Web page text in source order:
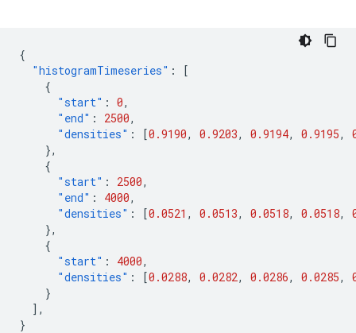
{
"histogramTimeseries" :
[
{
"start" : 0,
"end" : 2500,
"densities" : [0.9190, 0.9203, 0.9194, 0.9195,
},
{
"start" : 2500,
"end" : 4000,
"densities" : [0.0521 , 0.0513, 0.0518, 0.0518,
},
{
"start" : 4000,
"densities" : [0.0288, 0.0282, 0.0286, 0.0285,
}
],
}